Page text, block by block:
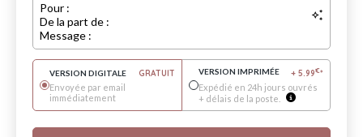
Pour :
De la part de :
Message :
VERSION DIGITALE
GRATUIT
Envoyée par email
immédiatement
VERSION IMPRIMÉE + 5.99€*
Expédié en 24h jours ouvrés
+ délais de la poste.